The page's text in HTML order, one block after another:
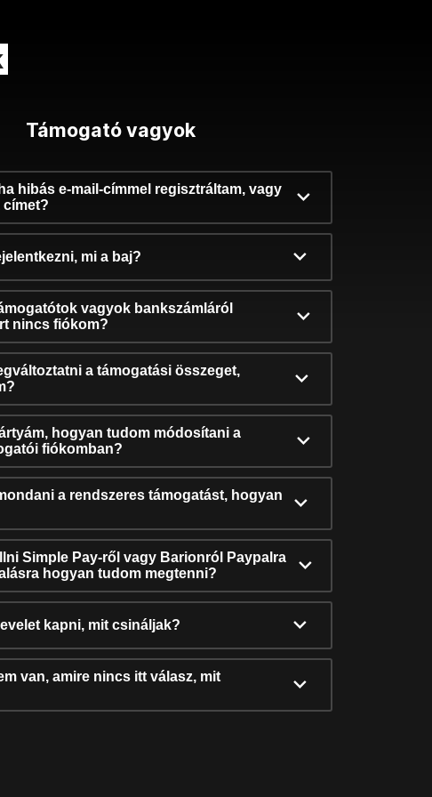
Támogató vagyok
hibás e-mail-címmel regisztráltam, vagy
címet?
mi a baj?
vagyok bankszámláról
nincs fiókom?
a támogatási összeget,
hogyan tudom módosítani a
fiókomban?
a rendszeres támogatást, hogyan
Simple Pay-ről vagy Barionról Paypalra
hogyan tudom megtenni?
kapni, mit csináljak?
van, amire nincs itt válasz, mit